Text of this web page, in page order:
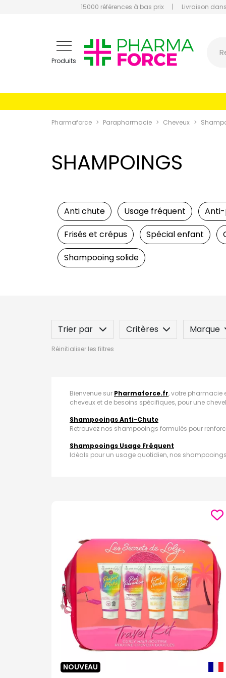
15000 références à bas prix | Livraison
Produits
Pharmaforce Parapharmacie Cheveux
SHAMPOINGS
Anti chute Usage fréquent
Frisés et crépus
Spécial enfant
Shampooing solide
Trier par Critères Marque
Spécificité
Réinitialiser les filtres
Bienvenue sur Pharmaforce.fr, votre pharmacie
cheveux et de besoins spécifiques, pour une
Shampooings Anti-Chute
Retrouvez nos shampooings formulés pour
Shampooings Usage Fréquent
Idéals pour un usage quotidien, nos
Shampooings Cheveux Secs
Hydratez et nourrissez en profondeur vos
Shampooings Cheveux Gras
Régulez l'excès de sébum et purifiez votre cuir
Shampooings Frisés et Crépus
Définissez et contrôlez vos boucles avec nos
Shampooings Spécial Enfant
Doux et hypoallergéniques, nos shampooings
Protégez et prolongez l'éclat de votre couleur
NOUVEAU